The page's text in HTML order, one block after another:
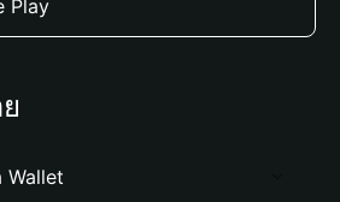
Play
Wallet